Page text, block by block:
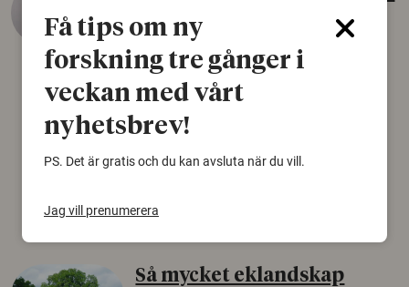
äldsta sko
22 juni 2026
Det som arkeologer länge trodde var en
björnfäll visar sig vara delar av en 2000 år
gammal sko. Fyndet bär spår av romerskt
Norden.
Så mycket eklandskap
Få tips om ny
forskning tre gånger i
veckan med vårt
nyhetsbrev!
PS. Det är gratis och du kan avsluta när du vill.
Jag vill prenumerera